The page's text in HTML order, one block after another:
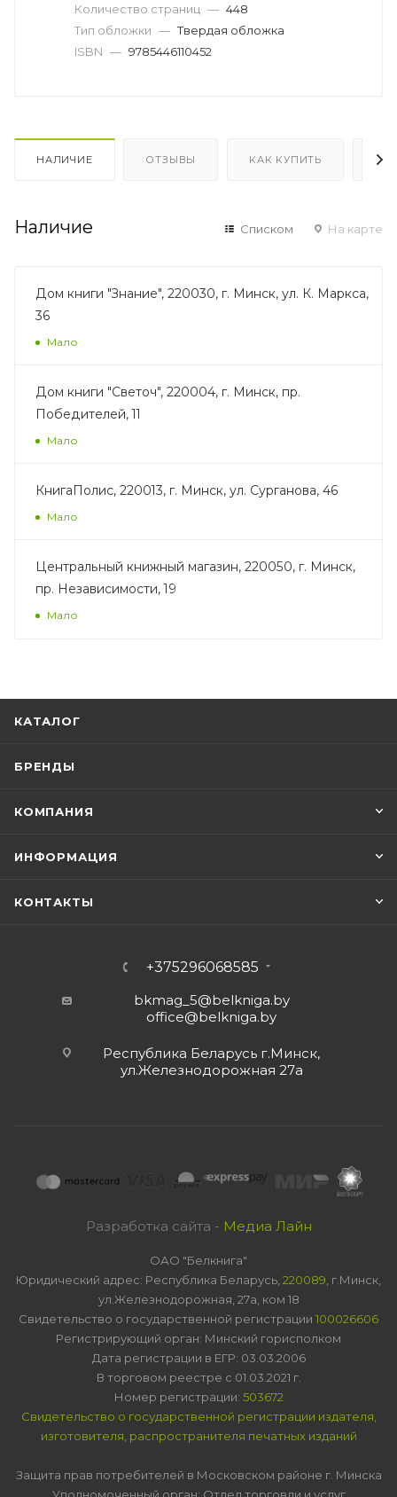
Количество страниц — 448
Тип обложки — Твердая обложка
ISBN — 9785446110452
НАЛИЧИЕ ОТЗЫВЫ КАК КУПИТЬ
Наличие Списком На карте
Дом книги "Знание", 220030, г. Минск, ул. К. Маркса,
36
Мало
Дом книги "Светоч", 220004, г. Минск, пр.
Победителей, 11
Мало
КнигаПолис, 220013, г. Минск, ул. Сурганова, 46
Мало
Центральный книжный магазин, 220050, г. Минск,
пр. Независимости, 19
Мало
КАТАЛОГ
БРЕНДЫ
КОМПАНИЯ
ИНФОРМАЦИЯ
КОНТАКТЫ
+375296068585
bkmag_5@belkniga.by
office@belkniga.by
Республика Беларусь г.Минск,
ул.Железнодорожная 27а
Разработка сайта - Медиа Лайн
ОАО "Белкнига"
Юридический адрес: Республика Беларусь, 220089 , г.Минск,
ул.Железнодорожная, 27а, ком 18
Свидетельство о государственной регистрации 100026606
Регистрирующий орган: Минский горисполком
Дата регистрации в ЕГР: 03.03.2006
В торговом реестре с 01.03.2021 г.
Номер регистрации: 503672
Свидетельство о государственной регистрации издателя,
изготовителя, распространителя печатных изданий
Защита прав потребителей в Московском районе г. Минска